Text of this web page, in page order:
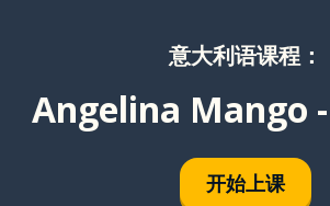
意大利语课程：
Angelina Mango
开始上课